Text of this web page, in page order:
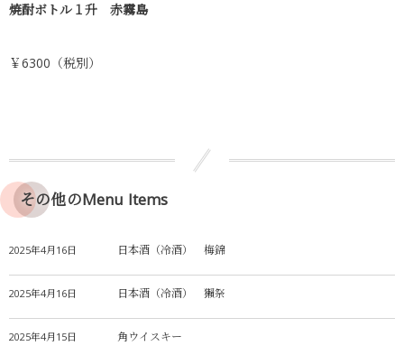
焼酎ボトル１升 赤霧島
￥6300（税別）
その他のMenu Items
2025年4月16日 日本酒（冷酒） 梅錦
2025年4月16日 日本酒（冷酒） 獺祭
2025年4月15日 角ウイスキー